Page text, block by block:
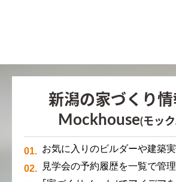
新潟の家づくり情
Mockhouse(モッ
お気に入りのビルダーや建築
見学会の予約履歴を一覧で管理